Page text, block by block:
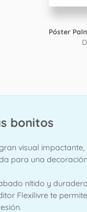
Póster
bonitos
visual impactante,
para una
nítido y
Flexilivre te